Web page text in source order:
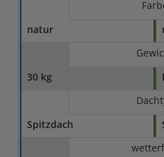
natur
30 kg
Spitzdach